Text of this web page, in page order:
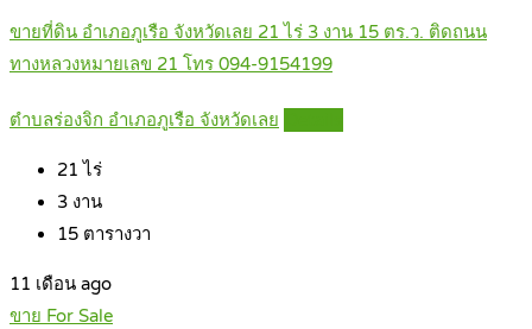
ขายที่ดิน อำเภอภูเรือ จังหวัดเลย 21 ไร่ 3 งาน 15 ตร.ว. ติดถนน
ทางหลวงหมายเลข 21 โทร 094-9154199
ตำบลร่องจิก อำเภอภูเรือ จังหวัดเลย
21 ไร่
3 งาน
15 ตารางวา
11 เดือน ago
ขาย For Sale